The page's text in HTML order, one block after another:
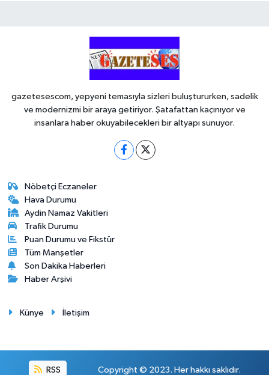
gazetesescom, yepyeni temasıyla sizleri buluştururken, sadelik
ve modernizmi bir araya getiriyor. Şatafattan kaçınıyor ve
insanlara haber okuyabilecekleri bir altyapı sunuyor.
Nöbetçi Eczaneler
Hava Durumu
Aydin Namaz Vakitleri
Trafik Durumu
Puan Durumu ve Fikstür
Tüm Manşetler
Son Dakika Haberleri
Haber Arşivi
Künye İletişim
RSS Copyright © 2023. Her hakkı saklıdır.